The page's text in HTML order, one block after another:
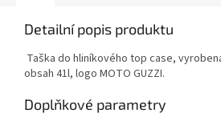
Detailní popis produktu
Taška do hliníkového top case,
obsah 41l, logo MOTO GUZZI.
Doplňkové parametry